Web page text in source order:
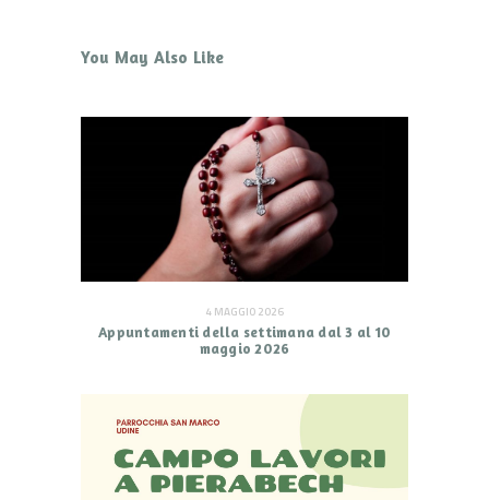
You May Also Like
4 MAGGIO 2026
Appuntamenti della settimana dal 3 al 10
maggio 2026